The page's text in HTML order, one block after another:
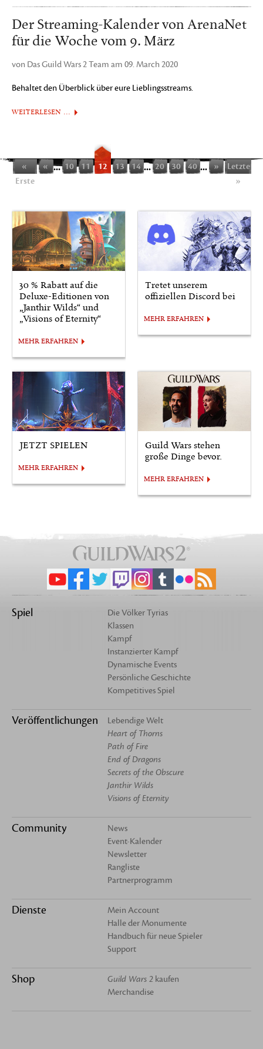
Der Streaming-Kalender von ArenaNet
für die Woche vom 9. März
von Das Guild Wars 2 Team am 09. March 2020
Behaltet den Überblick über eure Lieblingsstreams.
WEITERLESEN …
«
Erste
« ... 10 11 12 13 14 ... 20 30 40 ... »
Letzte
»
30 % Rabatt auf die
Deluxe-Editionen von
„Janthir Wilds“ und
„Visions of Eternity“
MEHR ERFAHREN
Tretet unserem
offiziellen Discord bei
MEHR ERFAHREN
JETZT SPIELEN
MEHR ERFAHREN
Guild Wars stehen
große Dinge bevor.
MEHR ERFAHREN
Spiel
Die Völker Tyrias
Klassen
Kampf
Instanzierter Kampf
Dynamische Events
Persönliche Geschichte
Kompetitives Spiel
Veröffentlichungen
Lebendige Welt
Heart of Thorns
Path of Fire
End of Dragons
Secrets of the Obscure
Janthir Wilds
Visions of Eternity
Community
News
Event-Kalender
Newsletter
Rangliste
Partnerprogramm
Dienste
Mein Account
Halle der Monumente
Handbuch für neue Spieler
Support
Shop Guild Wars 2 kaufen
Merchandise